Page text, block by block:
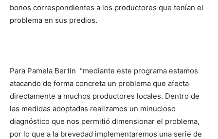
bonos correspondientes a los productores que tenían el
problema en sus predios.
Para Pamela Bertin “mediante este programa estamos
atacando de forma concreta un problema que afecta
directamente a muchos productores locales. Dentro de
las medidas adoptadas realizamos un minucioso
diagnóstico que nos permitió dimensionar el problema,
por lo que a la brevedad implementaremos una serie de